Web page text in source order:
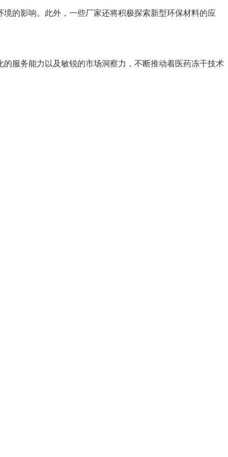
的影响。此外，一些厂家还将积极探索新型环保材料的应
服务能力以及敏锐的市场洞察力，不断推动着医药冻干技术